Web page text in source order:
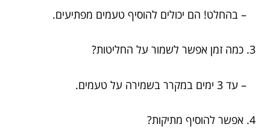
– בהחלט! הם יכולים להוסיף טעמים מפתיעים.
3. כמה זמן אפשר לשמור על החליטות?
– עד 3 ימים במקרר בשמירה על טעמים.
4. אפשר להוסיף מתיקות?